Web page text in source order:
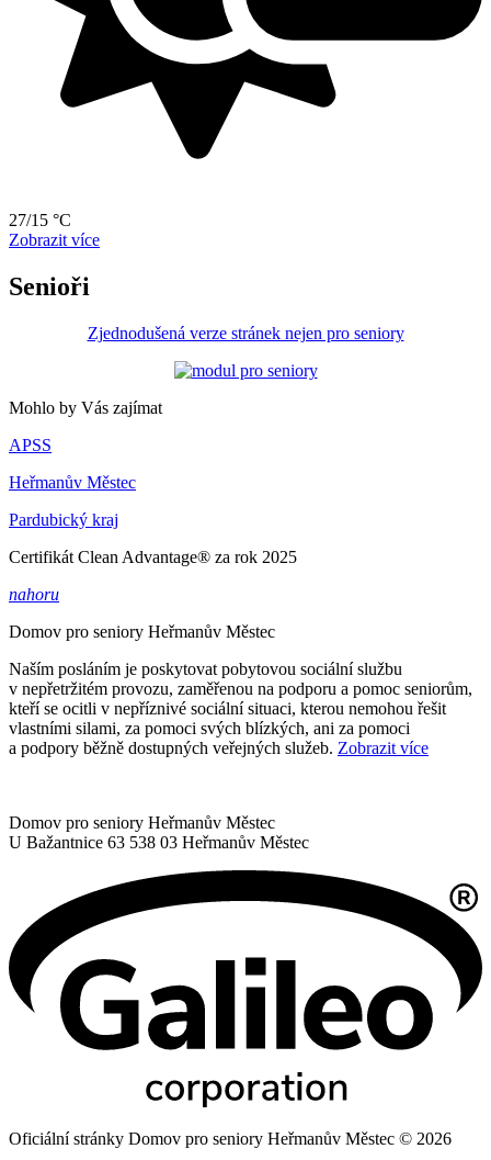
27/15 °C
Zobrazit více
Senioři
Zjednodušená verze stránek nejen pro seniory
Mohlo by Vás zajímat
APSS
Heřmanův Městec
Pardubický kraj
Certifikát Clean Advantage® za rok 2025
nahoru
Domov pro seniory Heřmanův Městec
Naším posláním je poskytovat pobytovou sociální službu
v nepřetržitém provozu, zaměřenou na podporu a pomoc seniorům,
kteří se ocitli v nepříznivé sociální situaci, kterou nemohou řešit
vlastními silami, za pomoci svých blízkých, ani za pomoci
a podpory běžně dostupných veřejných služeb. Zobrazit více
Domov pro seniory Heřmanův Městec
U Bažantnice 63 538 03 Heřmanův Městec
Oficiální stránky Domov pro seniory Heřmanův Městec © 2026